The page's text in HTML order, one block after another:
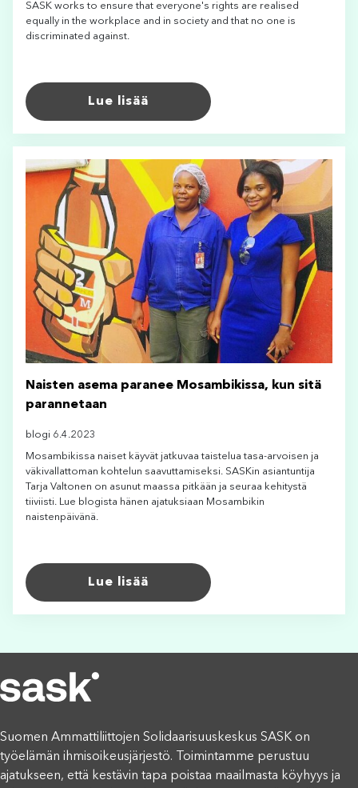
SASK works to ensure that everyone's rights are realised
equally in the workplace and in society and that no one is
discriminated against.
Lue lisää
Naisten asema paranee Mosambikissa, kun sitä
parannetaan
blogi 6.4.2023
Mosambikissa naiset käyvät jatkuvaa taistelua tasa-arvoisen ja
väkivallattoman kohtelun saavuttamiseksi. SASKin asiantuntija
Tarja Valtonen on asunut maassa pitkään ja seuraa kehitystä
tiiviisti. Lue blogista hänen ajatuksiaan Mosambikin
naistenpäivänä.
Lue lisää
Suomen Ammattiliittojen Solidaarisuuskeskus SASK on
työelämän ihmisoikeusjärjestö. Toimintamme perustuu
ajatukseen, että kestävin tapa poistaa maailmasta köyhyys ja